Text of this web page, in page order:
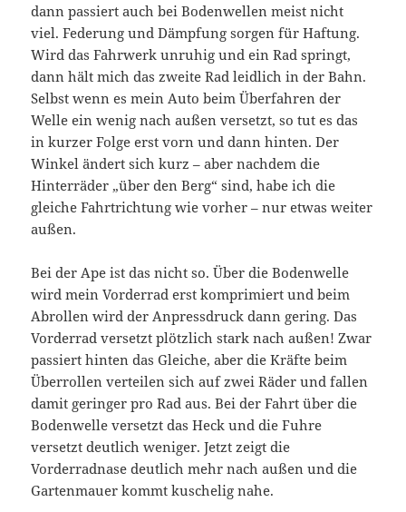
dann passiert auch bei Bodenwellen meist nicht
viel. Federung und Dämpfung sorgen für Haftung.
Wird das Fahrwerk unruhig und ein Rad springt,
dann hält mich das zweite Rad leidlich in der Bahn.
Selbst wenn es mein Auto beim Überfahren der
Welle ein wenig nach außen versetzt, so tut es das
in kurzer Folge erst vorn und dann hinten. Der
Winkel ändert sich kurz – aber nachdem die
Hinterräder „über den Berg“ sind, habe ich die
gleiche Fahrtrichtung wie vorher – nur etwas weiter
außen.
Bei der Ape ist das nicht so. Über die Bodenwelle
wird mein Vorderrad erst komprimiert und beim
Abrollen wird der Anpressdruck dann gering. Das
Vorderrad versetzt plötzlich stark nach außen! Zwar
passiert hinten das Gleiche, aber die Kräfte beim
Überrollen verteilen sich auf zwei Räder und fallen
damit geringer pro Rad aus. Bei der Fahrt über die
Bodenwelle versetzt das Heck und die Fuhre
versetzt deutlich weniger. Jetzt zeigt die
Vorderradnase deutlich mehr nach außen und die
Gartenmauer kommt kuschelig nahe.